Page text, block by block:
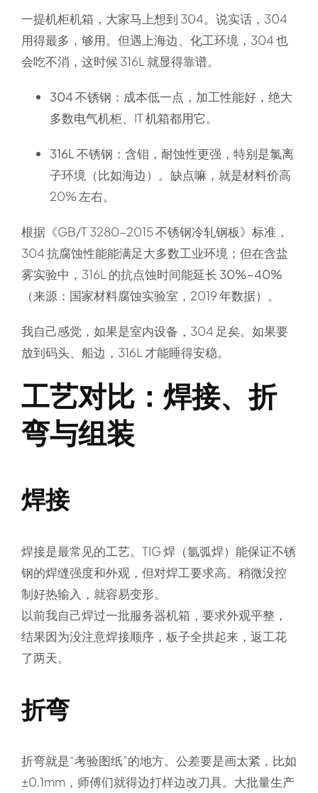
一提机柜机箱，大家马上想到 304。说实话，304
用得最多，够用。但遇上海边、化工环境，304 也
会吃不消，这时候 316L 就显得靠谱。
304 不锈钢 ：成本低一点，加工性能好，绝大
多数电气机柜、IT 机箱都用它。
316L 不锈钢 ：含钼，耐蚀性更强，特别是氯离
子环境（比如海边）。缺点嘛，就是材料价高
20% 左右。
根据《GB/T 3280-2015 不锈钢冷轧钢板》标准，
304 抗腐蚀性能能满足大多数工业环境；但在含盐
雾实验中，316L 的抗点蚀时间能延长 30%–40%
（来源：国家材料腐蚀实验室，2019 年数据）。
我自己感觉，如果是室内设备，304 足矣。如果要
放到码头、船边，316L 才能睡得安稳。
工艺对比：焊接、折
弯与组装
焊接
焊接是最常见的工艺。TIG 焊（氩弧焊）能保证不锈
钢的焊缝强度和外观，但对焊工要求高。稍微没控
制好热输入，就容易变形。
以前我自己焊过一批服务器机箱，要求外观平整，
结果因为没注意焊接顺序，板子全拱起来，返工花
了两天。
折弯
折弯就是“考验图纸”的地方。公差要是画太紧，比如
±0.1mm，师傅们就得边打样边改刀具。大批量生产